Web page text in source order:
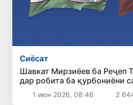
Сиёсат
Шавкат Мирзиёев ба Реҷеп
дар робита ба қурбониёни
дар музофоти Денизлӣ
кард1 июн 2026, 08:46 2